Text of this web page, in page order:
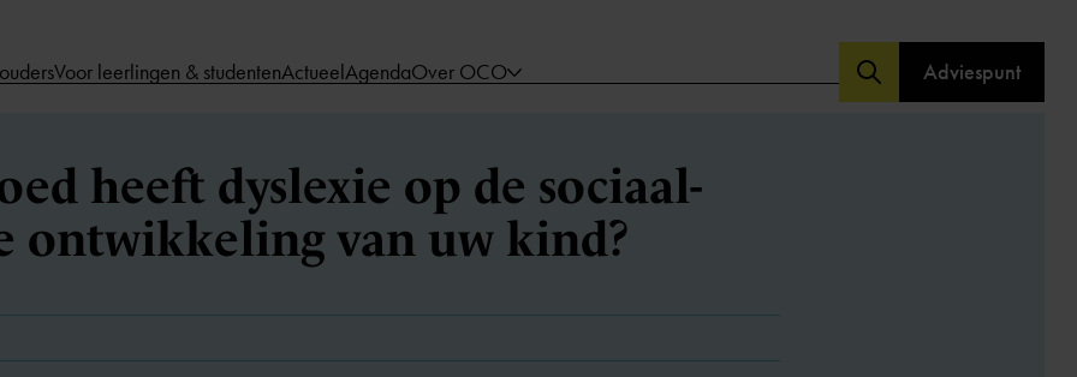
Voor leerlingen & studentenActueelAgendaOver OCO Adviespunt
heeft dyslexie op de sociaal-
ontwikkeling van uw kind?